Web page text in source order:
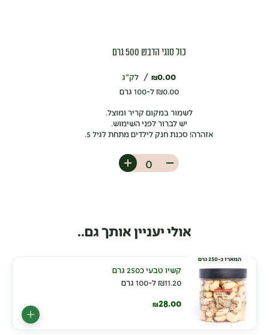
כול סוגי הדבש 500 גרם
₪0.00
לק"ג
₪0.00 ל-100 גרם
לשמור במקום קריר ומוצל.
יש לברור לפני השימוש.
אזהרה! סכנת חנק לילדים מתחת לגיל 5.
אולי יעניין אותך גם..
המארז כ-250 גרם
קשיו טבעי כ250 גרם
₪11.20 ל-100 גרם
₪28.00